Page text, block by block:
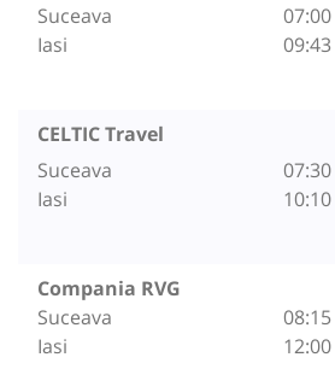
Suceava
Iasi
07:00
09:43
CELTIC Travel
Suceava
Iasi
07:30
10:10
Compania RVG
Suceava
Iasi
08:15
12:00